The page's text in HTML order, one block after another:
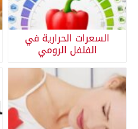
السعرات الحرارية في
الفلفل الرومي